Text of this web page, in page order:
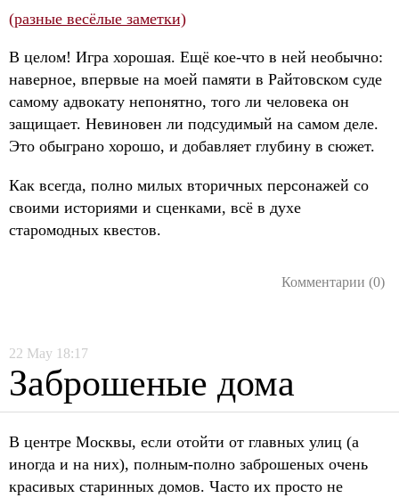
(разные весёлые заметки)
В целом! Игра хорошая. Ещё кое-что в ней необычно:
наверное, впервые на моей памяти в Райтовском суде
самому адвокату непонятно, того ли человека он
защищает. Невиновен ли подсудимый на самом деле.
Это обыграно хорошо, и добавляет глубину в сюжет.
Как всегда, полно милых вторичных персонажей со
своими историями и сценками, всё в духе
старомодных квестов.
Комментарии (0)
22 May 18:17
Заброшеные дома
В центре Москвы, если отойти от главных улиц (а
иногда и на них), полным-полно заброшеных очень
красивых старинных домов. Часто их просто не